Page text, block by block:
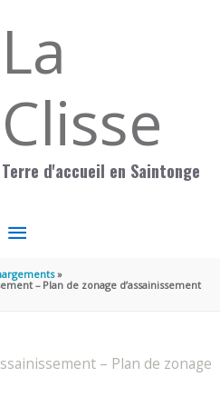
La
Clisse
Terre d'accueil en Saintonge
MENU
PRINCIPAL
– Plan de zonage d’assainissement
– Plan de zonage